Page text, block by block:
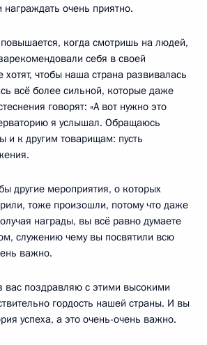
награждать очень приятно.
когда смотришь на людей,
себя в своей
чтобы наша страна развивалась
всё более сильной, которые даже
говорят: «А вот нужно это
я услышал. Обращаюсь
и к другим товарищам: пусть
другие мероприятия, о которых
тоже произошли, потому что даже
награды, вы всё равно думаете
служению чему вы посвятили всю
важно.
вас поздравляю с этими высокими
гордость нашей страны. И вы
успеха, а это очень-очень важно.